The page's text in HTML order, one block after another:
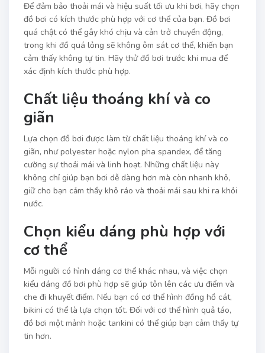
Để đảm bảo thoải mái và hiệu suất tối ưu khi bơi, hãy chọn
đồ bơi có kích thước phù hợp với cơ thể của bạn. Đồ bơi
quá chật có thể gây khó chịu và cản trở chuyển động,
trong khi đồ quá lỏng sẽ không ôm sát cơ thể, khiến bạn
cảm thấy không tự tin. Hãy thử đồ bơi trước khi mua để
xác định kích thước phù hợp.
Chất liệu thoáng khí và co
giãn
Lựa chọn đồ bơi được làm từ chất liệu thoáng khí và co
giãn, như polyester hoặc nylon pha spandex, để tăng
cường sự thoải mái và linh hoạt. Những chất liệu này
không chỉ giúp bạn bơi dễ dàng hơn mà còn nhanh khô,
giữ cho bạn cảm thấy khô ráo và thoải mái sau khi ra khỏi
nước.
Chọn kiểu dáng phù hợp với
cơ thể
Mỗi người có hình dáng cơ thể khác nhau, và việc chọn
kiểu dáng đồ bơi phù hợp sẽ giúp tôn lên các ưu điểm và
che đi khuyết điểm. Nếu bạn có cơ thể hình đồng hồ cát,
bikini có thể là lựa chọn tốt. Đối với cơ thể hình quả táo,
đồ bơi một mảnh hoặc tankini có thể giúp bạn cảm thấy tự
tin hơn.